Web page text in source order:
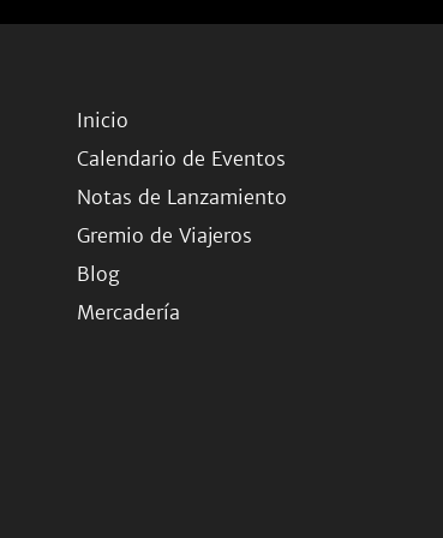
Inicio
Calendario de Eventos
Notas de Lanzamiento
Gremio de Viajeros
Blog
Mercadería